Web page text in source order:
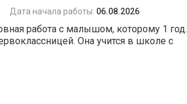
Дата начала работы: 06.08.2026
работа с малышом, которому 1 год.
Она учится в школе с